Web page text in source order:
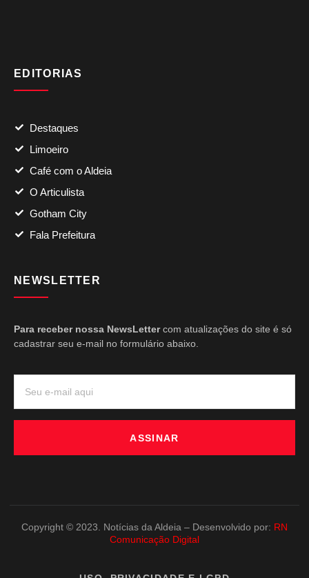
EDITORIAS
Destaques
Limoeiro
Café com o Aldeia
O Articulista
Gotham City
Fala Prefeitura
NEWSLETTER
Para receber nossa NewsLettercom atualizações do site é só
cadastrar seu e-mail no formulário abaixo.
ASSINAR
Copyright © 2023. Notícias da Aldeia – Desenvolvido por: RN
Comunicação Digital